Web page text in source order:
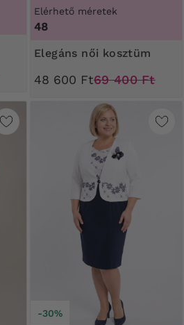
Elérhető méretek
48
Elegáns női kosztüm
48 600 Ft69 400 Ft
-30%